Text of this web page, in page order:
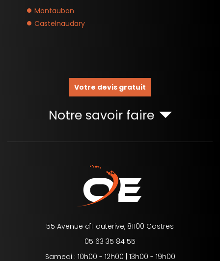
Montauban
Castelnaudary
Votre devis gratuit
Notre savoir faire
55 Avenue d'Hauterive, 81100 Castres
05 63 35 84 55
Samedi : 10h00 - 12h00 | 13h00 - 19h00